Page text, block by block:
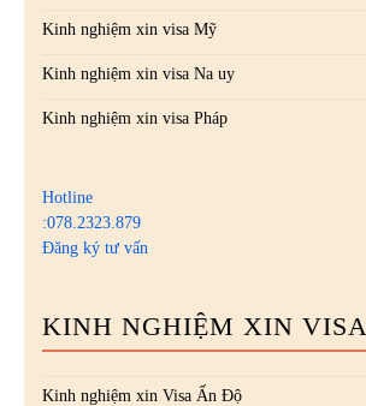
Kinh nghiệm xin visa Mỹ
Kinh nghiệm xin visa Na uy
Kinh nghiệm xin visa Pháp
Hotline
:078.2323.879
Đăng ký tư vấn
KINH NGHIỆM XIN VISA
Kinh nghiệm xin Visa Ấn Độ